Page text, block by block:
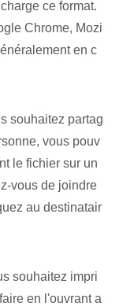
ce format.
Chrome, Mozi
en c
souhaitez partag
vous pouv
le fichier sur un
vous de joindre
au destinatair
souhaitez impri
en l'ouvrant a